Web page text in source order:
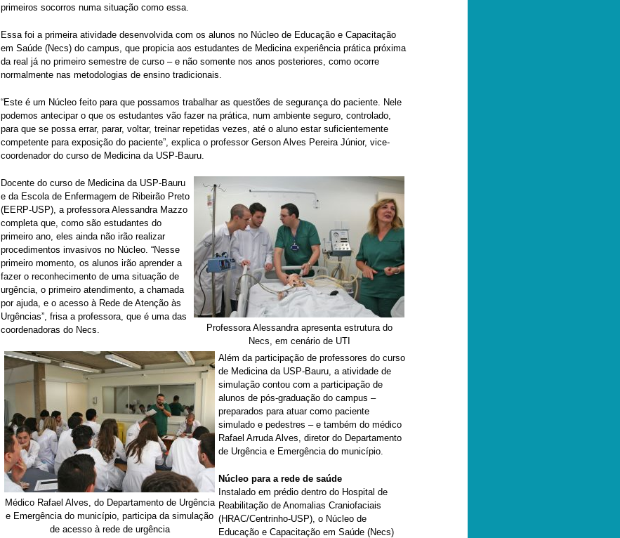
primeiros socorros numa situação como essa.
Essa foi a primeira atividade desenvolvida com os alunos no Núcleo de Educação e Capacitação
em Saúde (Necs) do campus, que propicia aos estudantes de Medicina experiência prática próxima
da real já no primeiro semestre de curso – e não somente nos anos posteriores, como ocorre
normalmente nas metodologias de ensino tradicionais.
“Este é um Núcleo feito para que possamos trabalhar as questões de segurança do paciente. Nele
podemos antecipar o que os estudantes vão fazer na prática, num ambiente seguro, controlado,
para que se possa errar, parar, voltar, treinar repetidas vezes, até o aluno estar suficientemente
competente para exposição do paciente”, explica o professor Gerson Alves Pereira Júnior, vice-
coordenador do curso de Medicina da USP-Bauru.
Professora Alessandra apresenta estrutura do
Necs, em cenário de UTI
Docente do curso de Medicina da USP-Bauru
e da Escola de Enfermagem de Ribeirão Preto
(EERP-USP), a professora Alessandra Mazzo
completa que, como são estudantes do
primeiro ano, eles ainda não irão realizar
procedimentos invasivos no Núcleo. “Nesse
primeiro momento, os alunos irão aprender a
fazer o reconhecimento de uma situação de
urgência, o primeiro atendimento, a chamada
por ajuda, e o acesso à Rede de Atenção às
Urgências”, frisa a professora, que é uma das
coordenadoras do Necs.
Médico Rafael Alves, do Departamento de Urgência
e Emergência do município, participa da simulação
de acesso à rede de urgência
Além da participação de professores do curso
de Medicina da USP-Bauru, a atividade de
simulação contou com a participação de
alunos de pós-graduação do campus –
preparados para atuar como paciente
simulado e pedestres – e também do médico
Rafael Arruda Alves, diretor do Departamento
de Urgência e Emergência do município.
Núcleo para a rede de saúde
Instalado em prédio dentro do Hospital de
Reabilitação de Anomalias Craniofaciais
(HRAC/Centrinho-USP), o Núcleo de
Educação e Capacitação em Saúde (Necs)